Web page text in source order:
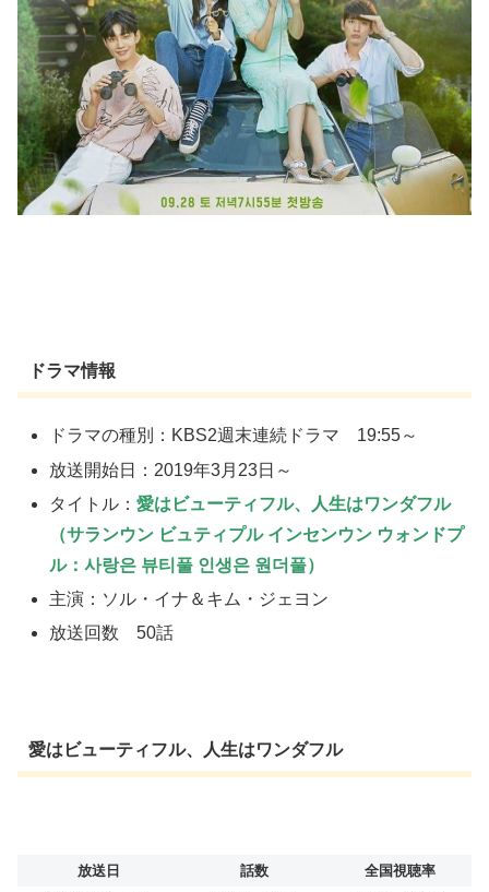
ドラマ情報
ドラマの種別：KBS2週末連続ドラマ 19:55～
放送開始日：2019年3月23日～
タイトル：愛はビューティフル、人生はワンダフル
（サランウン ビュティプル インセンウン ウォンドプ
ル：사랑은 뷰티풀 인생은 원더풀）
主演：ソル・イナ＆キム・ジェヨン
放送回数 50話
愛はビューティフル、人生はワンダフル
放送日 話数
全国視聴率